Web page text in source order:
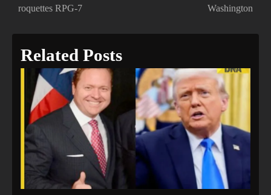
l’article
roquettes RPG-7
Washington
Related Posts